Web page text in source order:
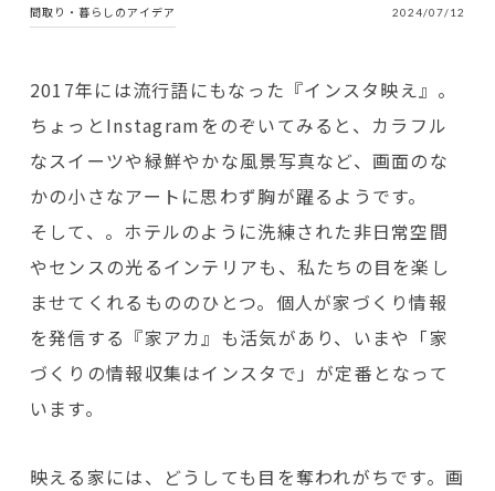
間取り・暮らしのアイデア 2024/07/12
2017年には流行語にもなった『インスタ映え』。
ちょっとInstagramをのぞいてみると、カラフル
なスイーツや緑鮮やかな風景写真など、画面のな
かの小さなアートに思わず胸が躍るようです。
そして、。ホテルのように洗練された非日常空間
やセンスの光るインテリアも、私たちの目を楽し
ませてくれるもののひとつ。個人が家づくり情報
を発信する『家アカ』も活気があり、いまや「家
づくりの情報収集はインスタで」が定番となって
います。
映える家には、どうしても目を奪われがちです。画